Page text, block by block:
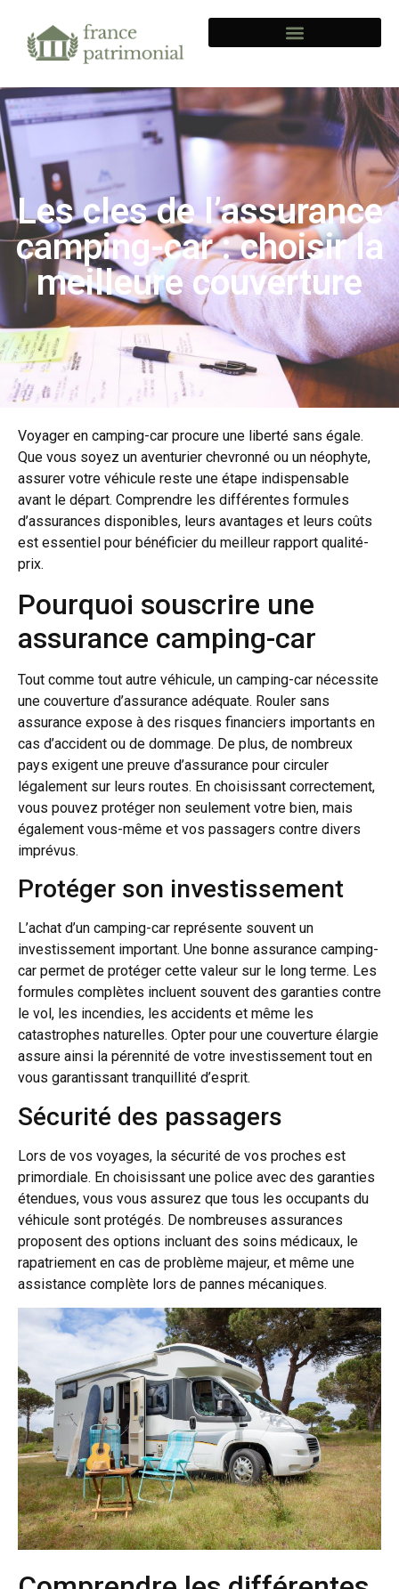
Les cles de l’assurance
camping-car : choisir la
meilleure couverture
Voyager en camping-car procure une liberté sans égale.
Que vous soyez un aventurier chevronné ou un néophyte,
assurer votre véhicule reste une étape indispensable
avant le départ. Comprendre les différentes formules
d’assurances disponibles, leurs avantages et leurs coûts
est essentiel pour bénéficier du meilleur rapport qualité-
prix.
Pourquoi souscrire une
assurance camping-car
Tout comme tout autre véhicule, un camping-car nécessite
une couverture d’assurance adéquate. Rouler sans
assurance expose à des risques financiers importants en
cas d’accident ou de dommage. De plus, de nombreux
pays exigent une preuve d’assurance pour circuler
légalement sur leurs routes. En choisissant correctement,
vous pouvez protéger non seulement votre bien, mais
également vous-même et vos passagers contre divers
imprévus.
Protéger son investissement
L’achat d’un camping-car représente souvent un
investissement important. Une bonne assurance camping-
car permet de protéger cette valeur sur le long terme. Les
formules complètes incluent souvent des garanties contre
le vol, les incendies, les accidents et même les
catastrophes naturelles. Opter pour une couverture élargie
assure ainsi la pérennité de votre investissement tout en
vous garantissant tranquillité d’esprit.
Sécurité des passagers
Lors de vos voyages, la sécurité de vos proches est
primordiale. En choisissant une police avec des garanties
étendues, vous vous assurez que tous les occupants du
véhicule sont protégés. De nombreuses assurances
proposent des options incluant des soins médicaux, le
rapatriement en cas de problème majeur, et même une
assistance complète lors de pannes mécaniques.